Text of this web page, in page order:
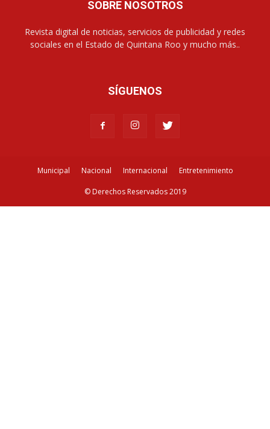
SOBRE NOSOTROS
Revista digital de noticias, servicios de publicidad y redes
sociales en el Estado de Quintana Roo y mucho más..
SÍGUENOS
Municipal Nacional Internacional Entretenimiento
© Derechos Reservados 2019